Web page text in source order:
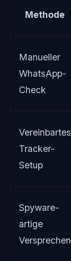
Methode
Manueller
WhatsApp-
Check
Vereinbartes
Tracker-
Setup
Spyware-
artige
Versprechen